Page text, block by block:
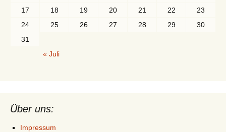
17
18 19 20 21 22
23
24
25 26 27 28 29
30
31
« Juli
Über uns:
Impressum